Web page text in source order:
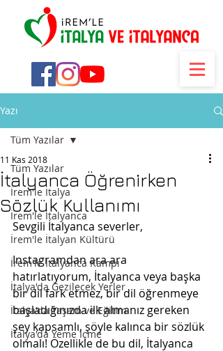
Yazı
Tüm Yazılar
İrem'le İtalya
İrem'le İtalyanca
İrem'le İtalyan Kültürü
İrem'le İtalyanca Kampı
İtalya'da Gezilecek Yerler
İtalya'da Yaşam ve Eğitim
İtalya'da Yeme İçme
Tüm Yazılar
İtalyanca Öğrenirken
Sözlük Kullanımı
11 Kas 2018
Sevgili İtalyanca severler,
Instagramdan ara ara
hatırlatıyorum, İtalyanca veya başka
bir dil fark etmez, bir dil öğrenmeye
başladığınızda ilk almanız gereken
şey kapsamlı, şöyle kalınca bir sözlük
olmalı! Özellikle de bu dil, İtalyanca